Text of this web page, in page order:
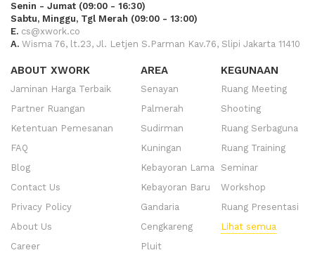
Senin - Jumat (09:00 - 16:30)
Sabtu, Minggu, Tgl Merah (09:00 - 13:00)
E. cs@xwork.co
A. Wisma 76, lt.23, Jl. Letjen S.Parman Kav.76, Slipi Jakarta 11410
ABOUT XWORK
Jaminan Harga Terbaik
Partner Ruangan
Ketentuan Pemesanan
FAQ
Blog
Contact Us
Privacy Policy
About Us
Career
AREA
Senayan
Palmerah
Sudirman
Kuningan
Kebayoran Lama
Kebayoran Baru
Gandaria
Cengkareng
Pluit
KEGUNAAN
Ruang Meeting
Shooting
Ruang Serbaguna
Ruang Training
Seminar
Workshop
Ruang Presentasi
Lihat semua